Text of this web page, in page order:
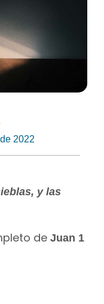
2022
y las
de Juan 1